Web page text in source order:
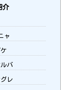
介
ャ
バ
レ